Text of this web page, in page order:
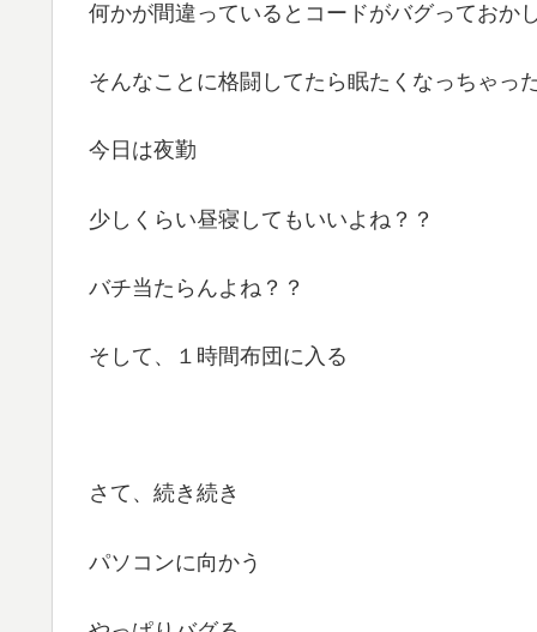
何かが間違っているとコードがバグっておか
そんなことに格闘してたら眠たくなっちゃっ
今日は夜勤
少しくらい昼寝してもいいよね？？
バチ当たらんよね？？
そして、１時間布団に入る
さて、続き続き
パソコンに向かう